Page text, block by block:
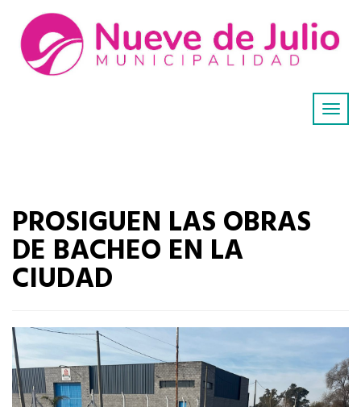
PROSIGUEN LAS OBRAS
DE BACHEO EN LA
CIUDAD